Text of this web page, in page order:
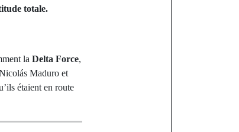
totale.
la Delta Force,
Maduro et
étaient en route